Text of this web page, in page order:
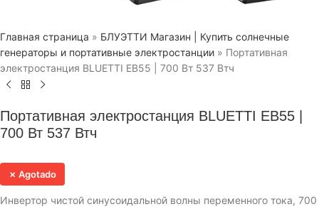
Главная страница » БЛУЭТТИ Магазин | Купить солнечные
генераторы и портативные электростанции » Портативная
электростанция BLUETTI EB55 | 700 Вт 537 Втч
Портативная электростанция BLUETTI EB55 |
700 Вт 537 Втч
✗ Agotado
Инвертор чистой синусоидальной волны переменного тока, 700